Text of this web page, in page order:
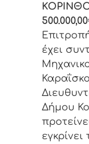
έχει
Δήμου